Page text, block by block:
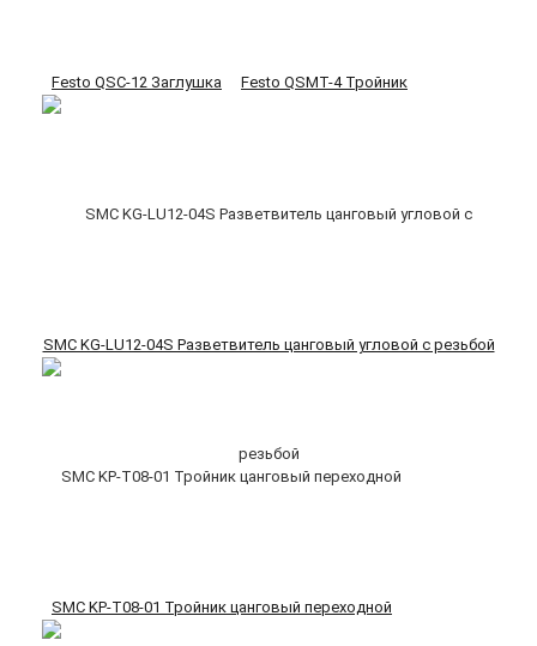
Festo QSC-12 Заглушка Festo QSMT-4 Тройник
SMC KG-LU12-04S Разветвитель цанговый угловой с резьбой
SMC KP-T08-01 Тройник цанговый переходной